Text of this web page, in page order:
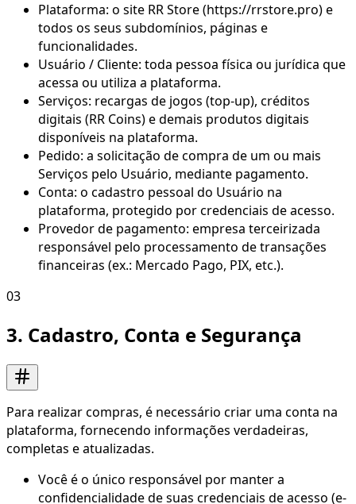
Plataforma: o site RR Store (https://rrstore.pro) e
todos os seus subdomínios, páginas e
funcionalidades.
Usuário / Cliente: toda pessoa física ou jurídica que
acessa ou utiliza a plataforma.
Serviços: recargas de jogos (top-up), créditos
digitais (RR Coins) e demais produtos digitais
disponíveis na plataforma.
Pedido: a solicitação de compra de um ou mais
Serviços pelo Usuário, mediante pagamento.
Conta: o cadastro pessoal do Usuário na
plataforma, protegido por credenciais de acesso.
Provedor de pagamento: empresa terceirizada
responsável pelo processamento de transações
financeiras (ex.: Mercado Pago, PIX, etc.).
03
3. Cadastro, Conta e Segurança
Para realizar compras, é necessário criar uma conta na
plataforma, fornecendo informações verdadeiras,
completas e atualizadas.
Você é o único responsável por manter a
confidencialidade de suas credenciais de acesso (e-